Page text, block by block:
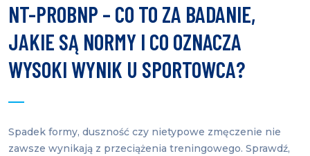
NT-PROBNP – CO TO ZA BADANIE,
JAKIE SĄ NORMY I CO OZNACZA
WYSOKI WYNIK U SPORTOWCA?
Spadek formy, duszność czy nietypowe zmęczenie nie
zawsze wynikają z przeciążenia treningowego. Sprawdź,